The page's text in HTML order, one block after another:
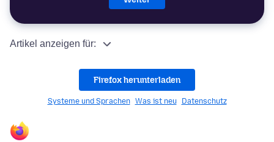
Artikel anzeigen für:
Firefox herunterladen
Systeme und Sprachen Was ist neu Datenschutz